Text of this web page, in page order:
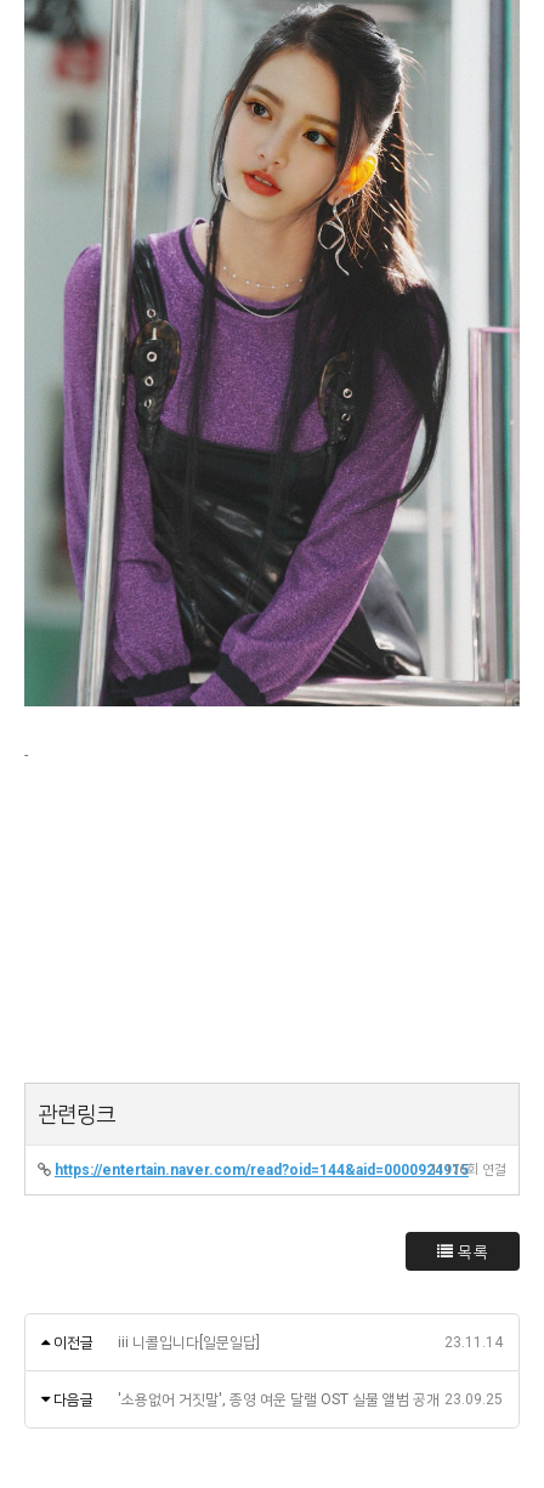
-
관련링크
https://entertain.naver.com/read?oid=144&aid=000092491511176회 연결
목록
이전글 iii 니콜입니다[일문일답] 23.11.14
다음글 '소용없어 거짓말', 종영 여운 달랠 OST 실물 앨범 공개 23.09.25